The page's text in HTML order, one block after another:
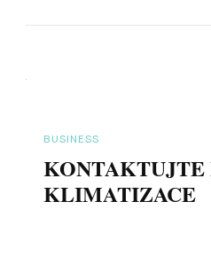
BUSINESS
KLIMATIZACE